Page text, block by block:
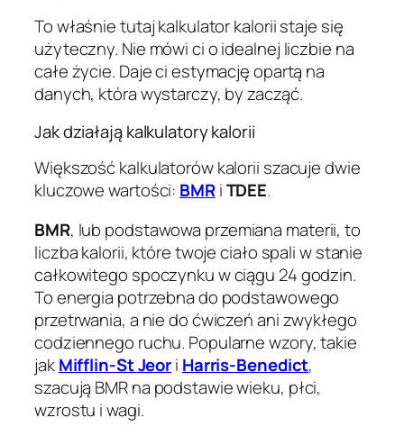
To właśnie tutaj kalkulator kalorii staje się
użyteczny. Nie mówi ci o idealnej liczbie na
całe życie. Daje ci estymację opartą na
danych, która wystarczy, by zacząć.
Jak działają kalkulatory kalorii
Większość kalkulatorów kalorii szacuje dwie
kluczowe wartości: BMRiTDEE.
BMR, lub podstawowa przemiana materii, to
liczba kalorii, które twoje ciało spali w stanie
całkowitego spoczynku w ciągu 24 godzin.
To energia potrzebna do podstawowego
przetrwania, a nie do ćwiczeń ani zwykłego
codziennego ruchu. Popularne wzory, takie
jakMifflin-St Jeori Harris-Benedict,
szacują BMR na podstawie wieku, płci,
wzrostu i wagi.